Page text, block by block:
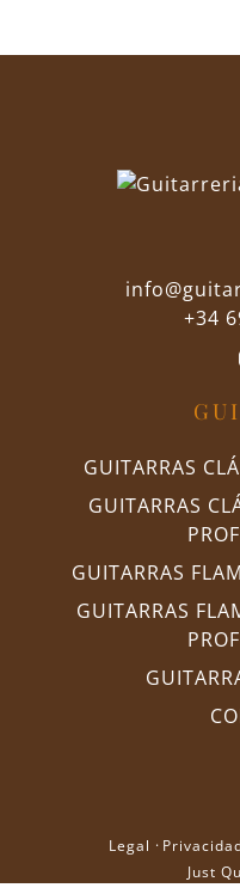
+34
GUITARRAS
GUITARRAS
GUITARRAS
GUITARRAS
Legal ·
Just